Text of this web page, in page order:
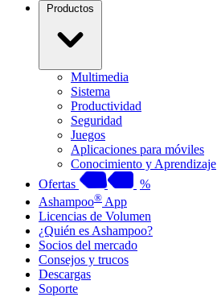
Productos
Multimedia
Sistema
Productividad
Seguridad
Juegos
Aplicaciones para móviles
Conocimiento y Aprendizaje
Ofertas
%
Ashampoo® App
Licencias de Volumen
¿Quién es Ashampoo?
Socios del mercado
Consejos y trucos
Descargas
Soporte